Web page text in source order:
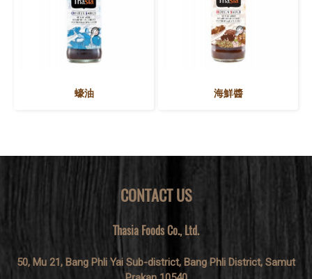
蠔油 海鮮醬
CONTACT US
Thasia Foods Co., Ltd.
50, Mu 21, Bang Phli Yai Sub-district, Bang Phli District, Samut